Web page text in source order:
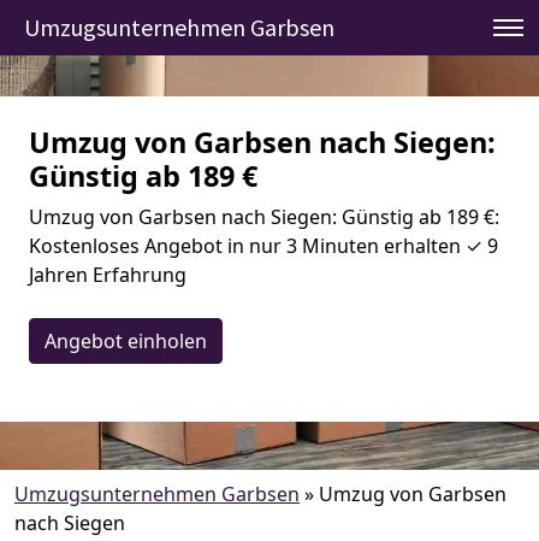
Umzugsunternehmen Garbsen
Umzug von Garbsen nach Siegen:
Günstig ab 189 €
Umzug von Garbsen nach Siegen: Günstig ab 189 €:
Kostenloses Angebot in nur 3 Minuten erhalten ✓ 9
Jahren Erfahrung
Angebot einholen
Umzugsunternehmen Garbsen » Umzug von Garbsen
nach Siegen